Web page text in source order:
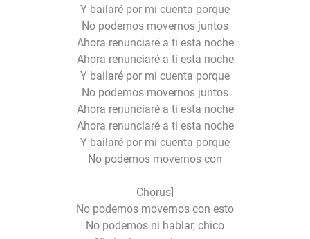
Y bailaré por mi cuenta porque
No podemos movernos juntos
Ahora renunciaré a ti esta noche
Ahora renunciaré a ti esta noche
Y bailaré por mi cuenta porque
No podemos movernos juntos
Ahora renunciaré a ti esta noche
Ahora renunciaré a ti esta noche
Y bailaré por mi cuenta porque
No podemos movernos con
Chorus]
No podemos movernos con esto
No podemos ni hablar, chico